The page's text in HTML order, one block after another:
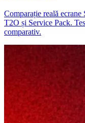
Comparație reală
T2O și Service Pack.
comparativ.